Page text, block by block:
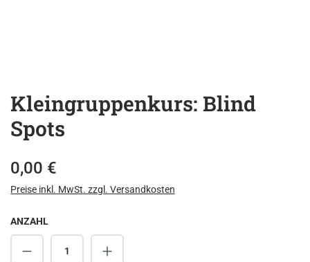
Kleingruppenkurs: Blind
Spots
Regulärer Preis:
0,00 €
Preise inkl. MwSt. zzgl. Versandkosten
ANZAHL
Produkt Anzahl: Gib den gewünschten